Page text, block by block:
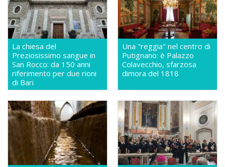
La chiesa del
Preziosissimo sangue in
San Rocco: da 150 anni
riferimento per due rioni
di Bari
Una "reggia" nel centro di
Putignano: è Palazzo
Colavecchio, sfarzosa
dimora del 1818